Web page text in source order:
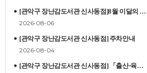
[관악구 장난감도서관 신사동점]8월 이달의 …
2026-08-06
[관악구 장난감도서관 신사동점] 주차안내
2026-08-04
[관악구 장난감도서관 신사동점] 「출산⋅육…